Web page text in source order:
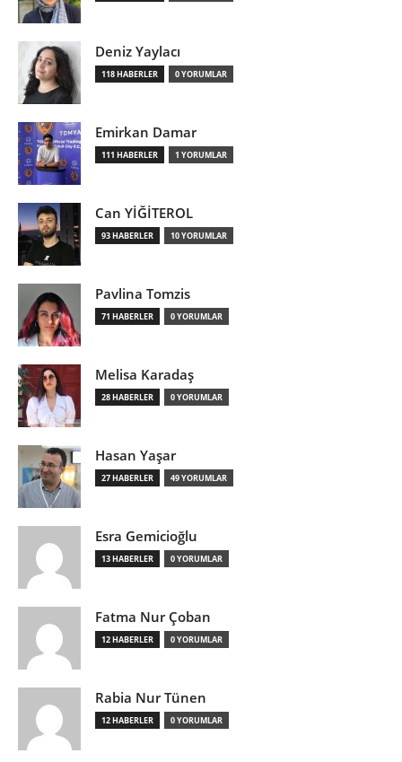
Deniz Yaylacı
118 HABERLER 0 YORUMLAR
Emirkan Damar
111 HABERLER 1 YORUMLAR
Can YİĞİTEROL
93 HABERLER 10 YORUMLAR
Pavlina Tomzis
71 HABERLER 0 YORUMLAR
Melisa Karadaş
28 HABERLER 0 YORUMLAR
Hasan Yaşar
27 HABERLER 49 YORUMLAR
Esra Gemicioğlu
13 HABERLER 0 YORUMLAR
Fatma Nur Çoban
12 HABERLER 0 YORUMLAR
Rabia Nur Tünen
12 HABERLER 0 YORUMLAR